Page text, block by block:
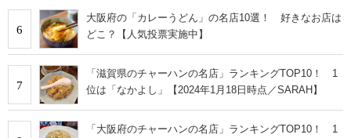
6
大阪府の「カレーうどん」の名店10選！ 好きなお店は
どこ？【人気投票実施中】
7
「滋賀県のチャーハンの名店」ランキングTOP10！ 1
位は「なかよし」【2024年1月18日時点／SARAH】
「大阪府のチャーハンの名店」ランキングTOP10！ 1